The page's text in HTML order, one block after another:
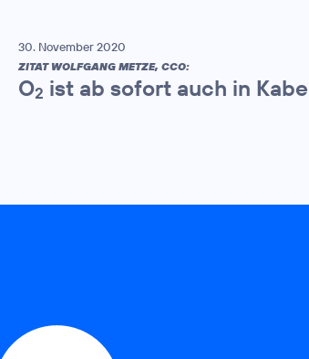
30. November 2020
ZITAT WOLFGANG METZE, CCO:
O2 ist ab sofort auch in